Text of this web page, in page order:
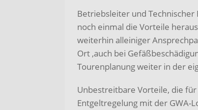
Betriebsleiter und
noch einmal die Vorteile
weiterhin alleiniger
Ort ,auch bei
Tourenplanung weiter in der
Unbestreitbare Vorteile, die
Entgeltregelung mit der GWA-